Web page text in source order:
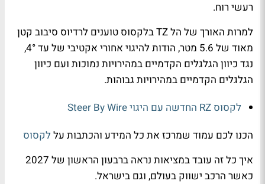
רעשי רוח.
למרות האורך של הלTZבלקסוס טוענים לרדיוס סיבוב קטן
מאוד של 5.6 מטר, הודות להיגוי אחורי אקטיבי של עד 4
°
,
נגד כיוון הגלגלים הקדמיים במהירויות נמוכות ועם כיוון
הגלגלים הקדמיים במהירויות גבוהות.
לקסוס RZ החדשה עם היגוי Steer By Wire
הכנו לכם עמוד שמרכז את כל המידע והכתבות על לקסוס
איך כל זה עובד במציאות נראה ברבעון הראשון של 2027
כאשר הרכב ישווק בעולם, וגם בישראל.